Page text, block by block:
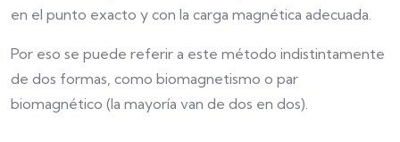
en el punto exacto y con la carga magnética adecuada.
Por eso se puede referir a este método indistintamente
de dos formas, como biomagnetismo o par
biomagnético (la mayoría van de dos en dos).